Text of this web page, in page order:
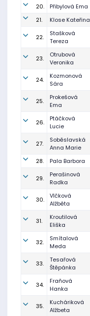
20. Přibylová Ema
21.
Klose Kateřina
22.
Stašková
Tereza
23.
Otrubová
Veronika
24.
Kozmonová
Sára
25.
Prokešová
Ema
26.
Ptáčková
Lucie
27.
Soběslavská
Anna Marie
28. Pala Barbora
29.
Perašinová
Radka
30.
Vlčková
Alžběta
31.
Kroutilová
Eliška
32.
Smítalová
Meda
33.
Tesařová
Štěpánka
34.
Fraňová
Hanka
35.
Kucháriková
Alžbeta